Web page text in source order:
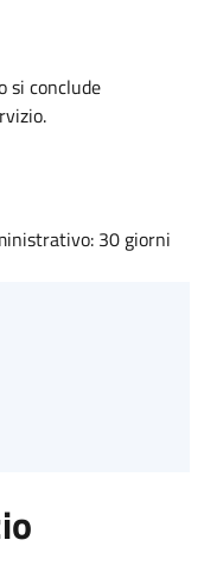
si conclude
30 giorni